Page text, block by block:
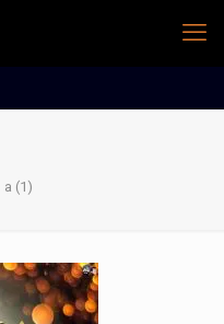
a (1)